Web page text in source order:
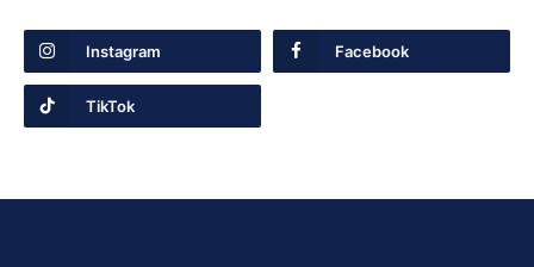
Instagram Facebook
TikTok